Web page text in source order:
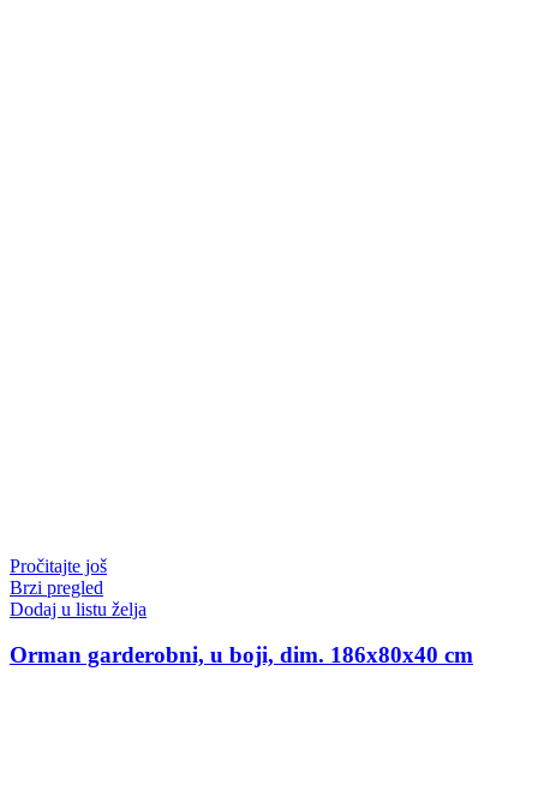
Pročitajte još
Brzi pregled
Dodaj u listu želja
Orman garderobni, u boji, dim. 186x80x40 cm